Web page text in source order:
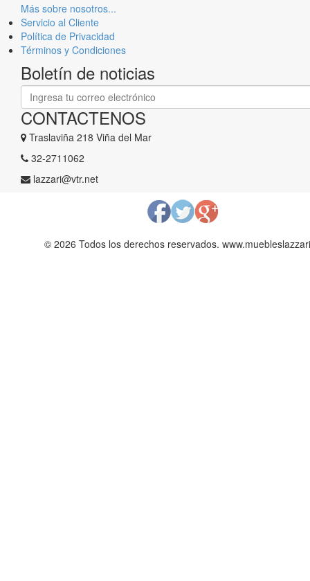
Más sobre nosotros...
Servicio al Cliente
Política de Privacidad
Términos y Condiciones
Boletín de noticias
CONTACTENOS
Traslaviña 218 Viña del Mar
​32-2711062
lazzari@vtr.net
© 2026 Todos los derechos reservados.